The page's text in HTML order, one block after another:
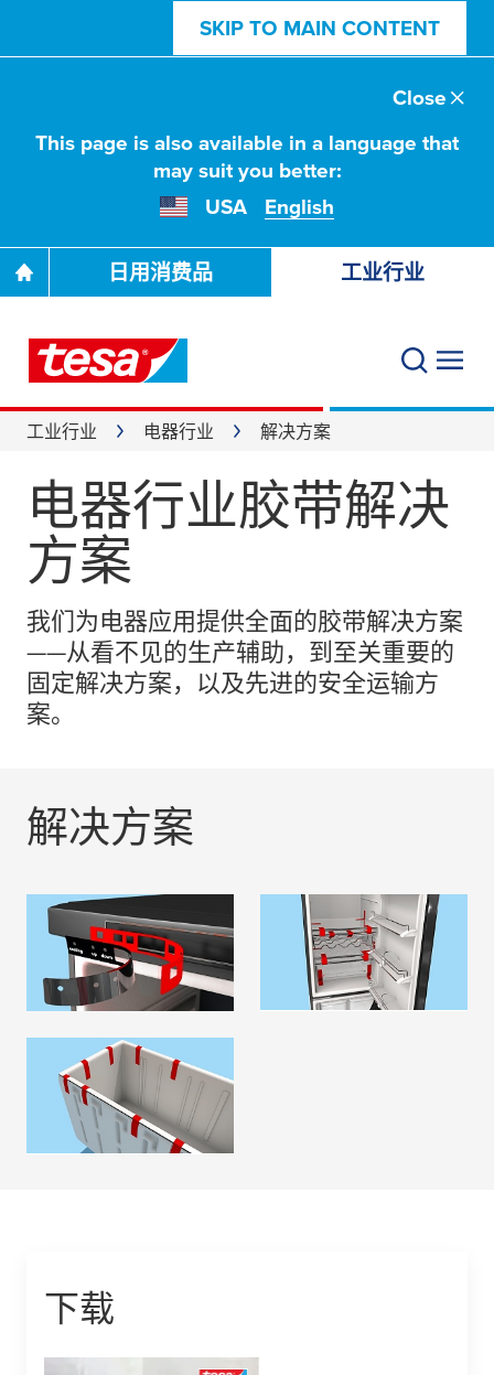
SKIP TO MAIN CONTENT
This page is also available in a language that
may suit you better:
USA
English
Close
日用消费品 工业行业
工业行业 电器行业 解决方案
电器行业胶带解决
方案
我们为电器应用提供全面的胶带解决方案
——从看不见的生产辅助，到至关重要的
固定解决方案，以及先进的安全运输方
案。
解决方案
可靠粘接
阅读更多
高级保护
阅读更多
发泡过程
阅读更多
下载